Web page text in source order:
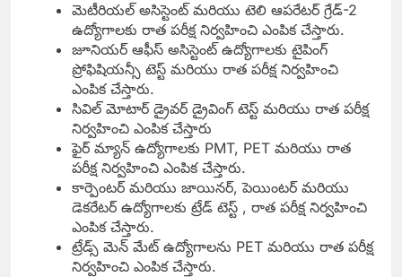
మెటీరియల్ అసిస్టెంట్ మరియు టెలి ఆపరేటర్ గ్రేడ్-2
ఉద్యోగాలకు రాత పరీక్ష నిర్వహించి ఎంపిక చేస్తారు.
జూనియర్ ఆఫీస్ అసిస్టెంట్ ఉద్యోగాలకు టైపింగ్
ప్రోఫిషియన్సీ టెస్ట్ మరియు రాత పరీక్ష నిర్వహించి
ఎంపిక చేస్తారు.
సివిల్ మోటార్ డ్రైవర్ డ్రైవింగ్ టెస్ట్ మరియు రాత పరీక్ష
నిర్వహించి ఎంపిక చేస్తారు
ఫైర్ మ్యాన్ ఉద్యోగాలకు PMT, PET మరియు రాత
పరీక్ష నిర్వహించి ఎంపిక చేస్తారు.
కార్పెంటర్ మరియు జాయినర్, పెయింటర్ మరియు
డెకరేటర్ ఉద్యోగాలకు ట్రేడ్ టెస్ట్ , రాత పరీక్ష నిర్వహించి
ఎంపిక చేస్తారు.
ట్రేడ్స్ మెన్ మేట్ ఉద్యోగాలను PET మరియు రాత పరీక్ష
నిర్వహించి ఎంపిక చేస్తారు.